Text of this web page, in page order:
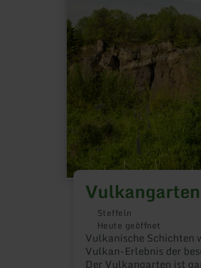
Steffeln
Heute geöffnet
Vulkanische Schichten
Vulkan-Erlebnis der
Der Vulkangarten ist
Vulkangarten
Steffeln